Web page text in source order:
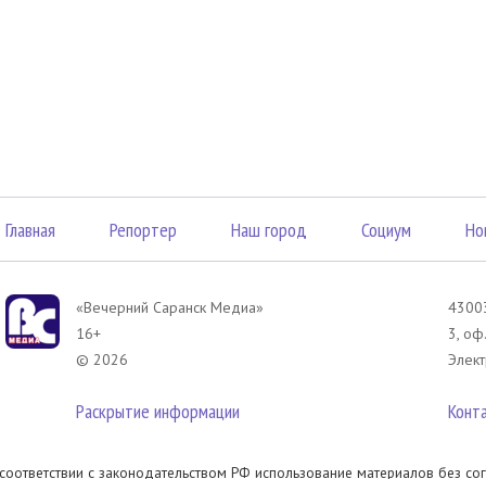
Главная Репортер Наш город Социум
«Вечерний Саранск Mедиа»
16+
© 2026
Раскрытие информации
3,
с законодательством РФ использование материалов без